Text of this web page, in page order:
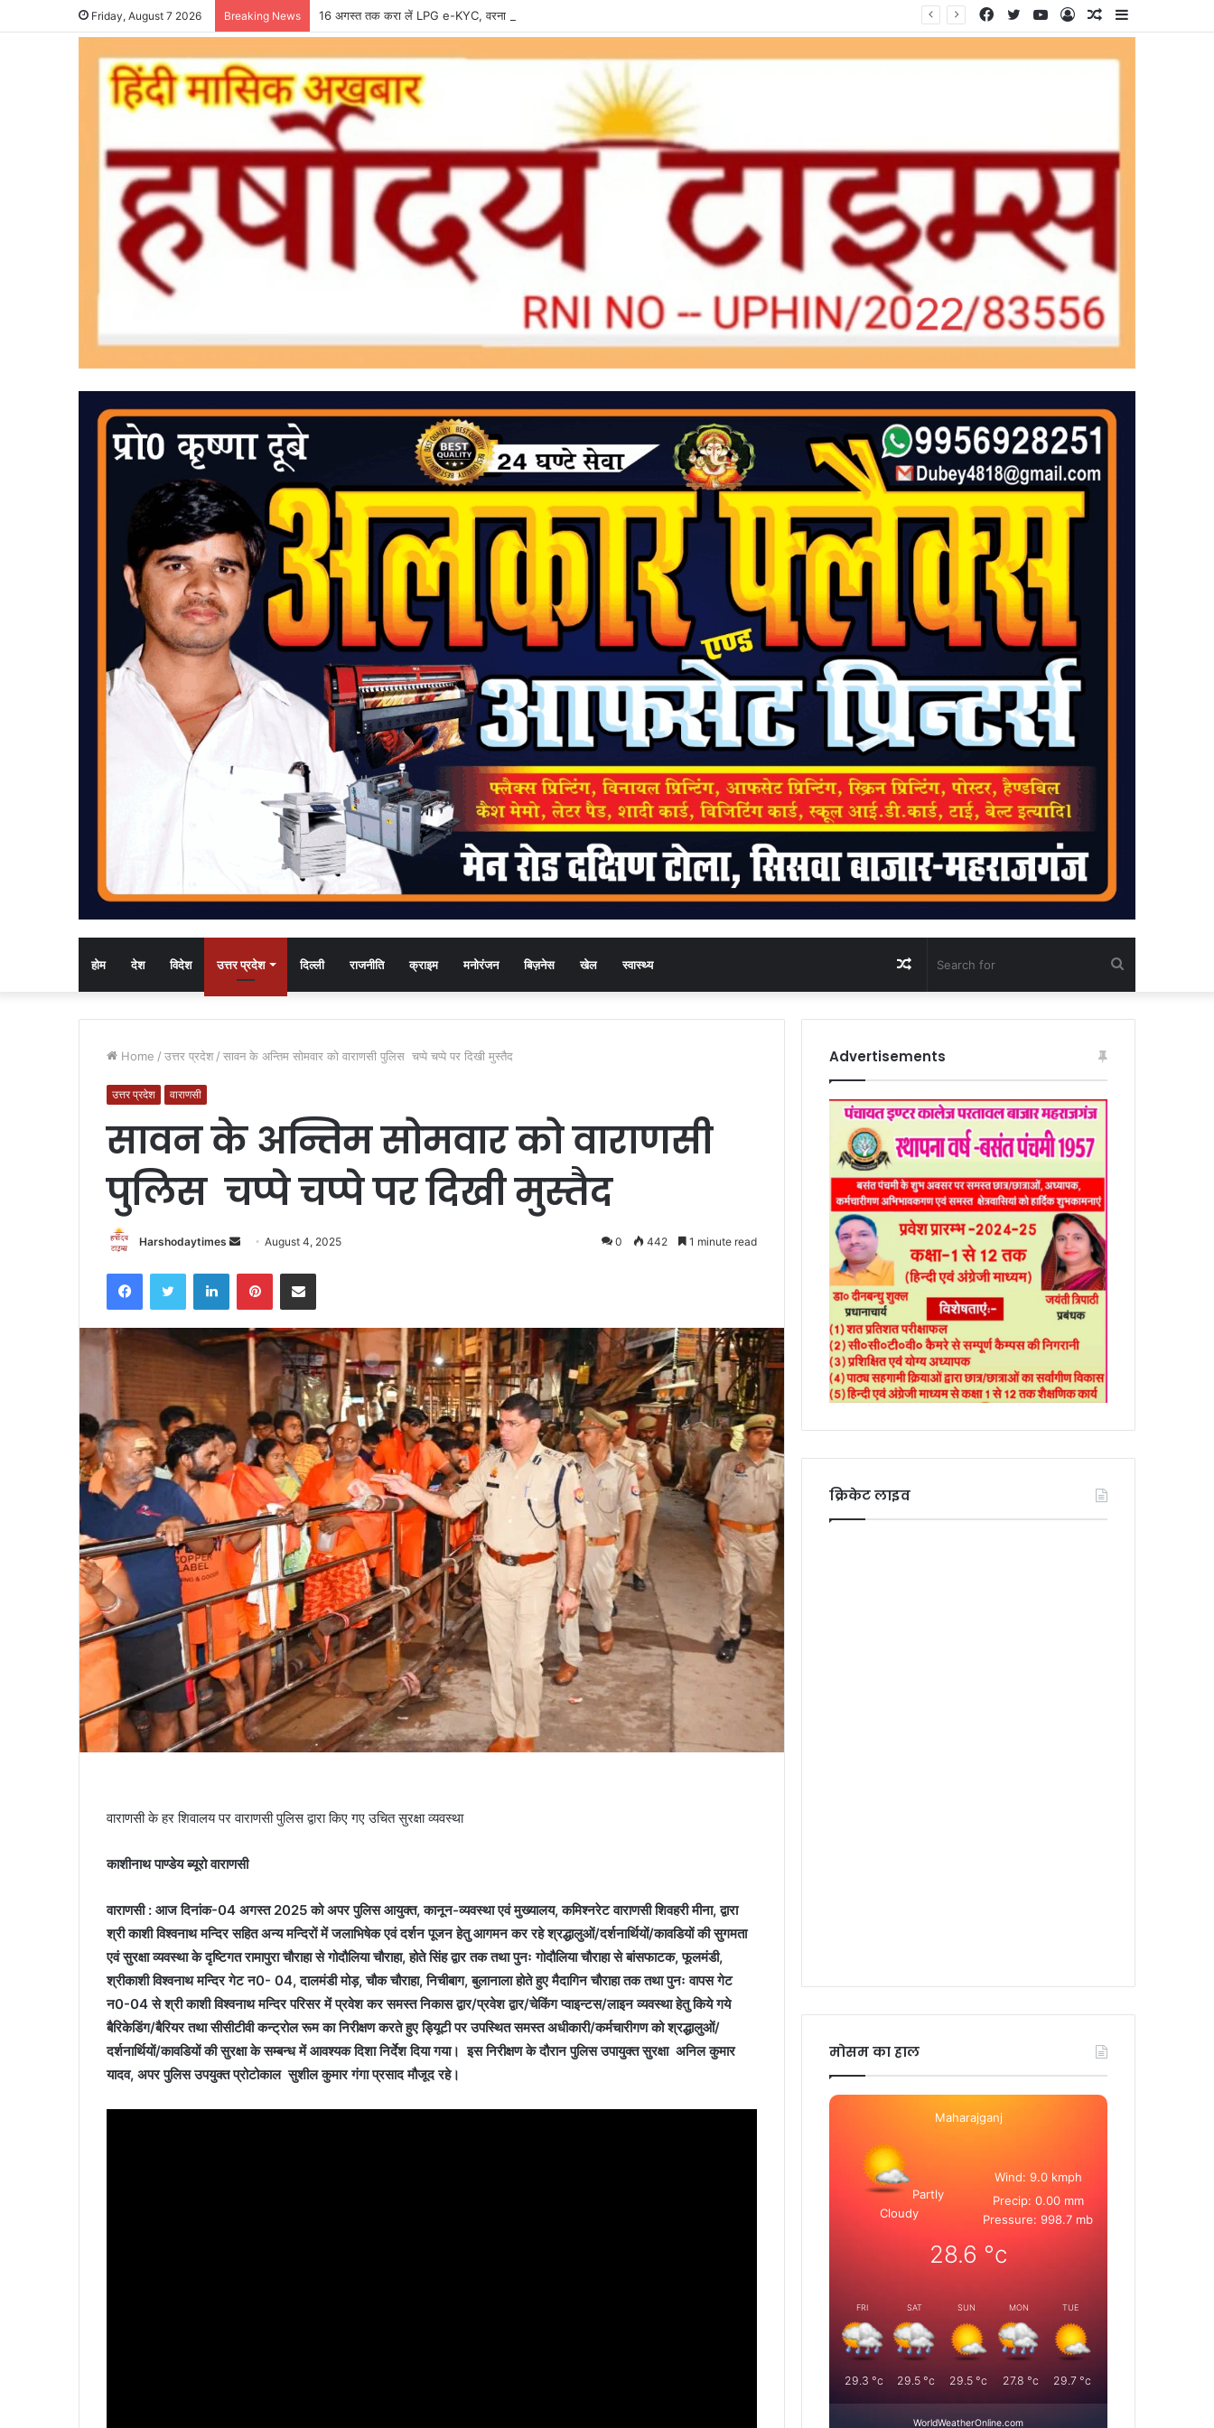
Friday, August 7 2026 Breaking News 16 अगस्त तक करा लें LPG e-KYC, वरना बुकिंग और सब्सिडी में हो सकती है दिक्कत Sidebar
Random
Log
YouTube
Twitter
Facebook
होम देश विदेश उत्तर प्रदेश दिल्ली राजनीति क्राइम मनोरंजन बिज़नेस खेल स्वास्थ्य
for
Random
Article
Home / उत्तर प्रदेश / सावन के अन्तिम सोमवार को वाराणसी पुलिस चप्पे चप्पे पर दिखी मुस्तैद
उत्तर प्रदेश वाराणसी
सावन के अन्तिम सोमवार को वाराणसी
पुलिस चप्पे चप्पे पर दिखी मुस्तैद
Harshodaytimes
Send
email
August 4, 2025 0 442 1 minute read
FacebookTwitter LinkedInPinterestShare via Email
वाराणसी के हर शिवालय पर वाराणसी पुलिस द्वारा किए गए उचित सुरक्षा व्यवस्था
काशीनाथ पाण्डेय ब्यूरो वाराणसी
वाराणसी : आज दिनांक-04 अगस्त 2025 को अपर पुलिस आयुक्त, कानून-व्यवस्था एवं मुख्यालय, कमिश्नरेट वाराणसी शिवहरी मीना, द्वारा
श्री काशी विश्वनाथ मन्दिर सहित अन्य मन्दिरों में जलाभिषेक एवं दर्शन पूजन हेतु आगमन कर रहे श्रद्धालुओं/दर्शनार्थियों/कावडियों की सुगमता
एवं सुरक्षा व्यवस्था के दृष्टिगत रामापुरा चौराहा से गोदौलिया चौराहा, होते सिंह द्वार तक तथा पुनः गोदौलिया चौराहा से बांसफाटक, फूलमंडी,
श्रीकाशी विश्वनाथ मन्दिर गेट न0- 04, दालमंडी मोड़, चौक चौराहा, निचीबाग, बुलानाला होते हुए मैदागिन चौराहा तक तथा पुनः वापस गेट
न0-04 से श्री काशी विश्वनाथ मन्दिर परिसर में प्रवेश कर समस्त निकास द्वार/प्रवेश द्वार/चेकिंग प्वाइन्टस/लाइन व्यवस्था हेतु किये गये
बैरिकेडिंग/बैरियर तथा सीसीटीवी कन्ट्रोल रूम का निरीक्षण करते हुए ड्यिूटी पर उपस्थित समस्त अधीकारी/कर्मचारीगण को श्रद्धालुओं/
दर्शनार्थियों/कावडियों की सुरक्षा के सम्बन्ध में आवश्यक दिशा निर्देश दिया गया। इस निरीक्षण के दौरान पुलिस उपायुक्त सुरक्षा अनिल कुमार
यादव, अपर पुलिस उपयुक्त प्रोटोकाल सुशील कुमार गंगा प्रसाद मौजूद रहे।
Advertisements
क्रिकेट लाइव
मोसम का हाल
Maharajganj
Partly
Cloudy
Wind: 9.0 kmph
Precip: 0.00 mm
Pressure: 998.7 mb
28.6 °c
FRI
29.3 °c
SAT
29.5 °c
SUN
29.5°c
MON
27.8 °c
TUE
29.7 °c
WorldWeatherOnline.com